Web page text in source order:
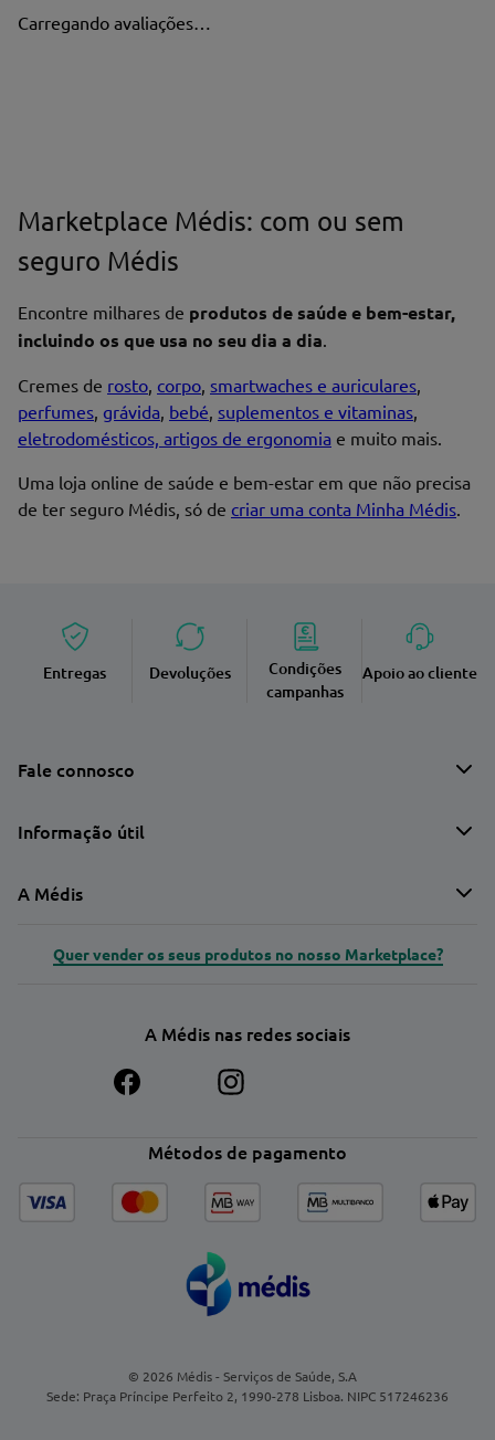
Carregando avaliações…
Marketplace Médis: com ou sem
seguro Médis
Encontre milhares de produtos de saúde e bem-estar,
incluindo os que usa no seu dia a dia.
Cremes de rosto, corpo, smartwaches e auriculares,
perfumes, grávida, bebé, suplementos e vitaminas,
eletrodomésticos, artigos de ergonomia e muito mais.
Uma loja online de saúde e bem-estar em que não precisa
de ter seguro Médis, só de criar uma conta Minha Médis.
Entregas Devoluções
Condições
campanhas
Apoio ao cliente
Fale connosco
Informação útil
A Médis
Quer vender os seus produtos no nosso Marketplace?
A Médis nas redes sociais
Métodos de pagamento
© 2026 Médis - Serviços de Saúde, S.A
Sede: Praça Príncipe Perfeito 2, 1990-278 Lisboa. NIPC 517246236